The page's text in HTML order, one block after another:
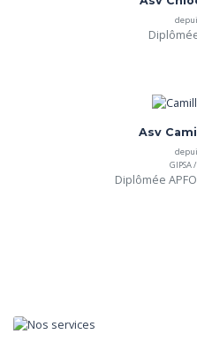
Asv
GIPSA
Diplômée